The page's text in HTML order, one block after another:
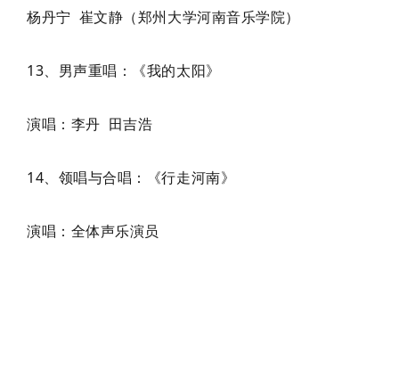
杨丹宁 崔文静（郑州大学河南音乐学院）
13、男声重唱：《我的太阳》
演唱：李丹 田吉浩
14、领唱与合唱：《行走河南》
演唱：全体声乐演员